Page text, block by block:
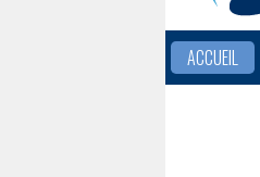
ACCUEIL